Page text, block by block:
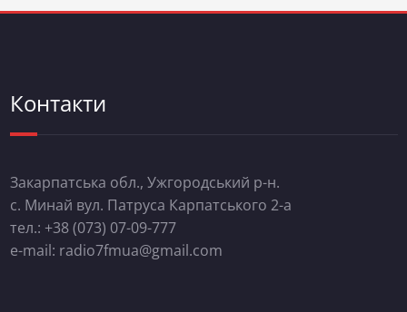
Контакти
Закарпатська обл., Ужгородський р-н.
с. Минай вул. Патруса Карпатського 2-а
тел.: +38 (073) 07-09-777
e-mail: radio7fmua@gmail.com